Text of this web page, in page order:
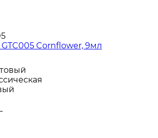
GTC005 Cornflower, 9мл